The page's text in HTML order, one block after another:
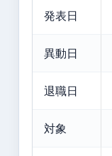
発表日
異動日
退職日
対象